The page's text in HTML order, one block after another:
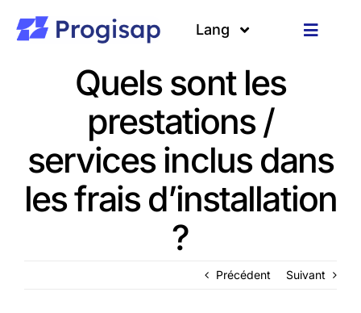
contenu
Toggle
Clients
Lang
Quels sont les
prestations /
services inclus dans
les frais d’installation
?
Précédent Suivant